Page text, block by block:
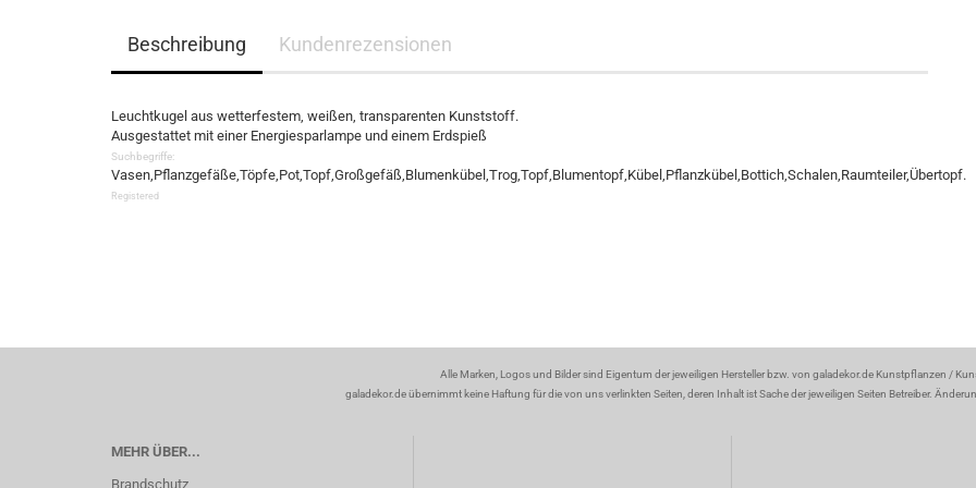
Beschreibung Kundenrezensionen
Leuchtkugel aus wetterfestem, weißen, transparenten Kunststoff.
Ausgestattet mit einer Energiesparlampe und einem Erdspieß
Suchbegriffe:
Vasen,Pflanzgefäße,Töpfe,Pot,Topf,Großgefäß,Blumenkübel,Trog,Topf,Blumentopf,Kübel,Pflanzkübel,Bottich,Schalen,Raumteiler,Übertopf.
Registered
Alle Marken, Logos und Bilder sind Eigentum der jeweiligen Hersteller bzw. von galadekor.de Kunstpflanzen /
galadekor.de übernimmt keine Haftung für die von uns verlinkten Seiten, deren Inhalt ist Sache der jeweiligen Seiten Betreiber.
MEHR ÜBER...
Brandschutz